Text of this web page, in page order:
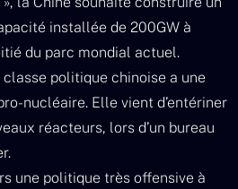
installée de 200GW à
du parc mondial actuel.
classe politique chinoise a une
nucléaire. Elle vient d’entériner
réacteurs, lors d’un bureau
une politique très offensive à